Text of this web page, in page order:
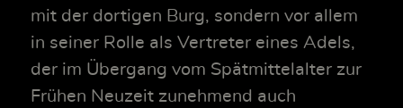
mit der dortigen Burg, sondern vor allem
in seiner Rolle als Vertreter eines Adels,
der im Übergang vom Spätmittelalter zur
Frühen Neuzeit zunehmend auch